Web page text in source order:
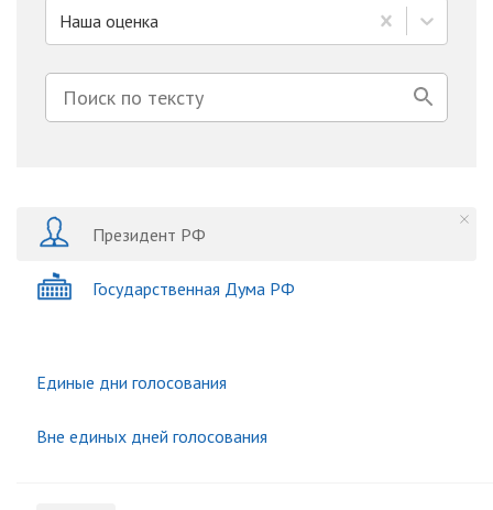
Наша оценка
Президент РФ
Государственная Дума РФ
Единые дни голосования
Вне единых дней голосования